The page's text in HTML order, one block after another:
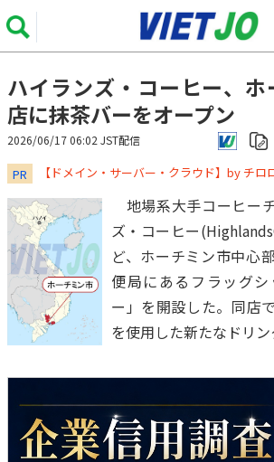
ハイランズ・コーヒー、
店に抹茶バーをオープン
2026/06/17 06:02 JST配信
PR 【ドメイン・サーバー・クラウド】by チロ
地場系大手コーヒー
ズ・コーヒー
ど、ホーチミン市中心
便局にあるフラッグ
ー」を開設した。同店
を使用した新たなドリン